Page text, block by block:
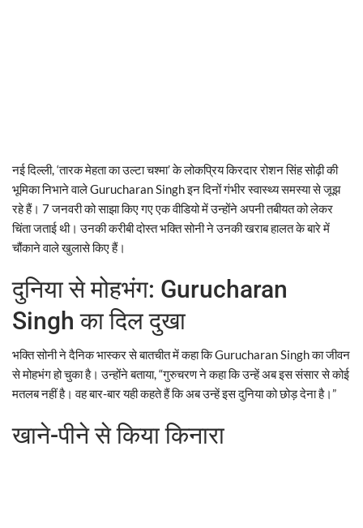
नई दिल्ली, ‘तारक मेहता का उल्टा चश्मा’ के लोकप्रिय किरदार रोशन सिंह सोढ़ी की
भूमिका निभाने वाले Gurucharan Singh इन दिनों गंभीर स्वास्थ्य समस्या से जूझ
रहे हैं। 7 जनवरी को साझा किए गए एक वीडियो में उन्होंने अपनी तबीयत को लेकर
चिंता जताई थी। उनकी करीबी दोस्त भक्ति सोनी ने उनकी खराब हालत के बारे में
चौंकाने वाले खुलासे किए हैं।
दुनिया से मोहभंग: Gurucharan
Singh का दिल दुखा
भक्ति सोनी ने दैनिक भास्कर से बातचीत में कहा कि Gurucharan Singh का जीवन
से मोहभंग हो चुका है। उन्होंने बताया, “गुरुचरण ने कहा कि उन्हें अब इस संसार से कोई
मतलब नहीं है। वह बार-बार यही कहते हैं कि अब उन्हें इस दुनिया को छोड़ देना है।”
खाने-पीने से किया किनारा